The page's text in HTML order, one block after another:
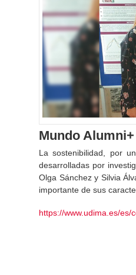
Mundo
La sostenibilidad, por
desarrolladas por
Olga Sánchez y Silvia
importante de sus
https://www.udima.es/